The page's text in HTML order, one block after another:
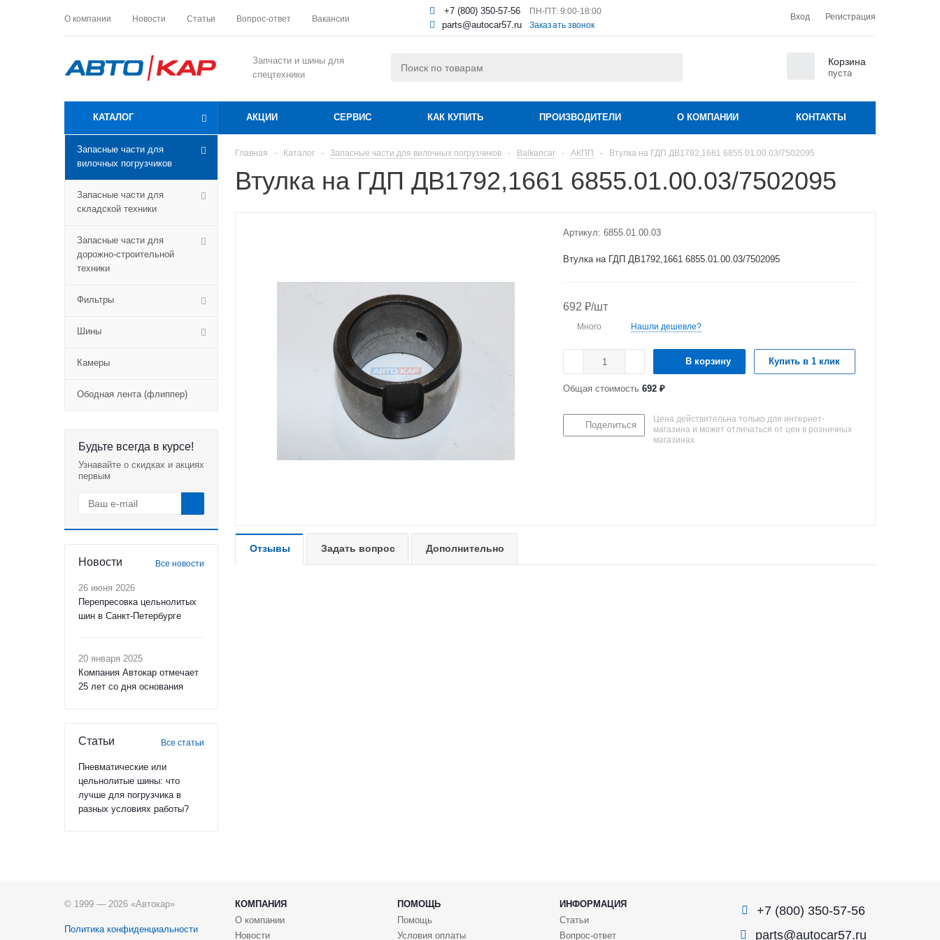
О компании Новости Статьи Вопрос-ответ Вакансии
+7 (800) 350-57-56
parts@autocar57.ru
ПН-ПТ: 9:00-18:00
Заказать звонок
Вход Регистрация
Запчасти и шины для
спецтехники
Корзина
пуста
КАТАЛОГ АКЦИИ СЕРВИС КАК КУПИТЬ ПРОИЗВОДИТЕЛИ О КОМПАНИИ КОНТАКТЫ
Запасные части для
вилочных погрузчиков
Запасные части для
складской техники
Запасные части для
дорожно-строительной
техники
Фильтры
Шины
Камеры
Ободная лента (флиппер)
Будьте всегда в курсе!
Узнавайте о скидках и акциях
первым
Новости Все новости
26 июня 2026
Перепресовка цельнолитых
шин в Санкт-Петербурге
20 января 2025
Компания Автокар отмечает
25 лет со дня основания
Статьи Все статьи
Пневматические или
цельнолитые шины: что
лучше для погрузчика в
разных условиях работы?
Главная - Каталог - Запасные части для вилочных погрузчиков - Balkancar - АКПП - Втулка на ГДП ДВ1792,1661 6855.01.00.03/7502095
Втулка на ГДП ДВ1792,1661 6855.01.00.03/7502095
Артикул: 6855.01.00.03
Втулка на ГДП ДВ1792,1661 6855.01.00.03/7502095
692 ₽/шт
Много Нашли дешевле?
В корзину Купить в 1 клик
Общая стоимость 692 ₽
Поделиться
Цена действительна только для интернет-
магазина и может отличаться от цен в розничных
магазинах
Отзывы Задать вопрос Дополнительно
© 1999 — 2026 «Автокар»
Политика конфиденциальности
КОМПАНИЯ ПОМОЩЬ
ИНФОРМАЦИЯ
О компании
Новости
Помощь
Условия оплаты
Статьи
Вопрос-ответ
+7 (800) 350-57-56
parts@autocar57.ru